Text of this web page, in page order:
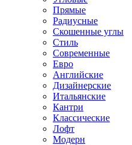
Прямые
Радиусные
Скошенные углы
Стиль
Современные
Евро
Английские
Дизайнерские
Итальянские
Кантри
Классические
Лофт
Модерн